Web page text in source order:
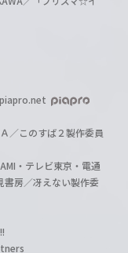
／このすば２製作委員
・テレビ東京・電通
書房／冴えない製作委